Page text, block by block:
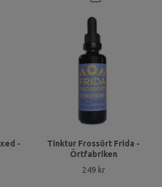
-
Tinktur Frossört Frida -
Örtfabriken
249 kr